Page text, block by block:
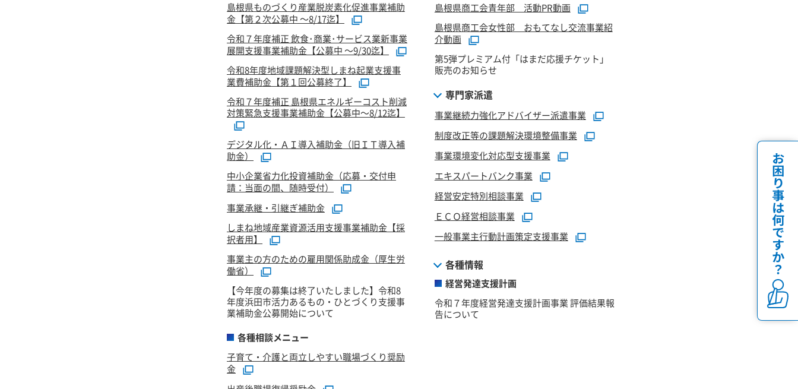
島根県ものづくり産業脱炭素化促進事業補助
金【第２次公募中 ～8/17迄】
令和７年度補正 飲食･商業･サービス業新事業
展開支援事業補助金【公募中 ～9/30迄】
令和8年度地域課題解決型しまね起業支援事
業費補助金【第１回公募終了】
令和７年度補正 島根県エネルギーコスト削減
対策緊急支援事業補助金【公募中～8/12迄】
デジタル化・ＡＩ導入補助金（旧ＩＴ導入補
助金）
中小企業省力化投資補助金（応募・交付申
請：当面の間、随時受付）
事業承継・引継ぎ補助金
しまね地域産業資源活用支援事業補助金【採
択者用】
事業主の方のための雇用関係助成金（厚生労
働省）
【今年度の募集は終了いたしました】令和8
年度浜田市活力あるもの・ひとづくり支援事
業補助金公募開始について
各種相談メニュー
子育て・介護と両立しやすい職場づくり奨励
金
島根県商工会青年部 活動PR動画
島根県商工会女性部 おもてなし交流事業紹
介動画
第5弾プレミアム付「はまだ応援チケット」
販売のお知らせ
専門家派遣
事業継続力強化アドバイザー派遣事業
制度改正等の課題解決環境整備事業
事業環境変化対応型支援事業
エキスパートバンク事業
経営安定特別相談事業
ＥＣＯ経営相談事業
一般事業主行動計画策定支援事業
各種情報
経営発達支援計画
令和７年度経営発達支援計画事業 評価結果報
告について